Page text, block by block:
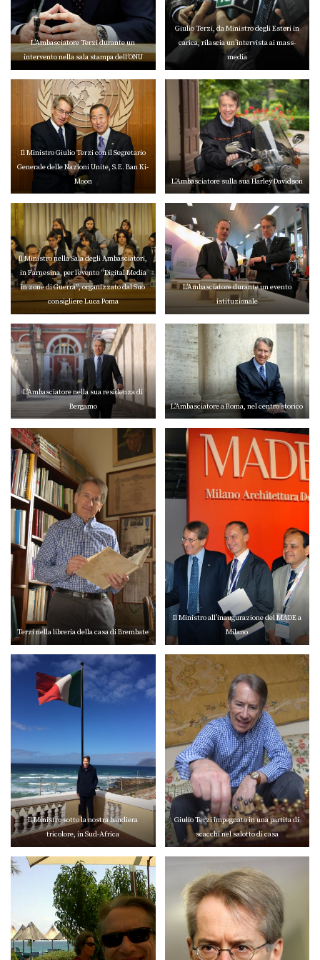
L’Ambasciatore Terzi durante un
intervento nella sala stampa dell’ONU
Giulio Terzi, da Ministro degli Esteri in
carica, rilascia un’intervista ai mass-
media
Il Ministro Giulio Terzi con il Segretario
Generale delle Nazioni Unite, S.E. Ban Ki-
Moon
L’Ambasciatore sulla sua Harley Davidson
Il Ministro nella Sala degli Ambasciatori,
in Farnesina, per l’evento “Digital Media
in zone di Guerra”, organizzato dal Suo
consigliere Luca Poma
L’Ambasciatore durante un evento
istituzionale
L’Ambasciatore nella sua residenza di
Bergamo
L’Ambasciatore a Roma, nel centro storico
Terzi nella libreria della casa di Brembate
Il Ministro all’inaugurazione del MADE a
Milano
Il Ministro sotto la nostra bandiera
tricolore, in Sud-Africa
Giulio Terzi impegnato in una partita di
scacchi nel salotto di casa